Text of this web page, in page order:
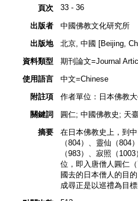
頁次 33 - 36
出版者
中國佛教文化研究所
出版地
北京, 中國 [Beijing,
資料類型
期刊論文=Journal
使用語言
中文=Chinese
附註項
作者單位：日本佛教
關鍵詞
圓仁; 中國佛教史; 天
摘要
在日本佛教史上，到
（804）、靈仙（
（983）、寂照（
位，即入唐僧人圓仁
國去的日本僧人的目
成尋正是以巡禮為目